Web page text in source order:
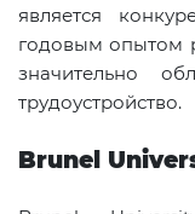
является
годовым опытом
значительно
трудоустройство.
Brunel